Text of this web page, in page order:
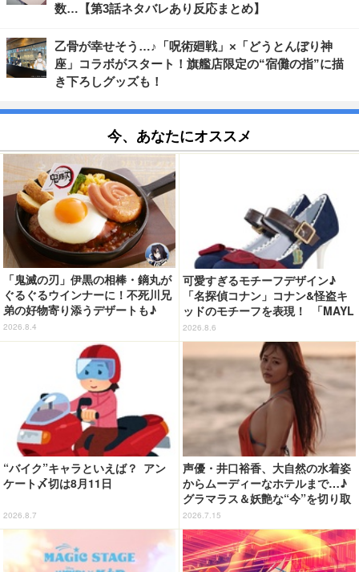
数…【第3話ネタバレあり反応まとめ】
乙骨が幸せそう…♪「呪術廻戦」×「どうとんぼり神
座」コラボがスタート！旗艦店限定の“宿儺の指”に描
き下ろしグッズも！
今、あなたにオススメ
「鬼滅の刃」伊黒の相棒・鏑丸が
ぐるぐるウインナーに！不死川兄
弟の好物寄り添うデザートも♪
「ジョイフル」コラボ第3弾・第4
弾決定【8月18日～】
2026.8.4
可愛すぎるモチーフデザイン♪
「名探偵コナン」コナン&怪盗キ
ッドのモチーフを表現！ 「MAYL
A」パンプスがセール実施中【3
0％オフセール】
2026.8.6
“バイク”キャラといえば？ アン
ケート〆切は8月11日
2026.8.7
声優・井口裕香、大自然の水着姿
からムーディーなホテルまで…♪
グラマラス＆妖艶な“今”を切り取
り！3冊目写真集が発売中
2026.7.15